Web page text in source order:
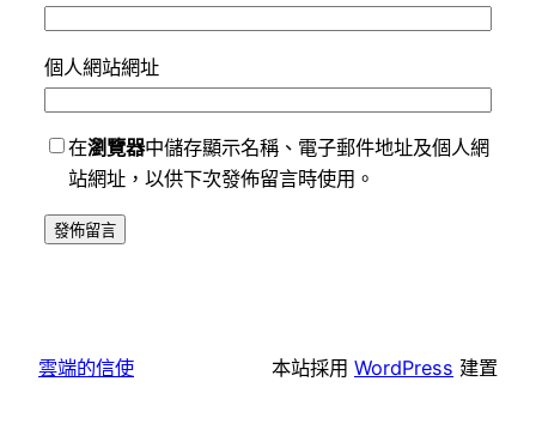
個人網站網址
在瀏覽器中儲存顯示名稱、電子郵件地址及個人網
站網址，以供下次發佈留言時使用。
雲端的信使 本站採用 WordPress 建置